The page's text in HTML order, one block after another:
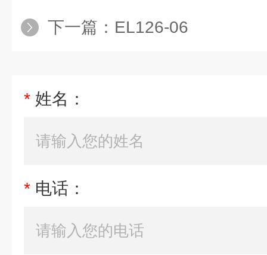
下一篇： EL126-06
* 姓名：
* 电话：